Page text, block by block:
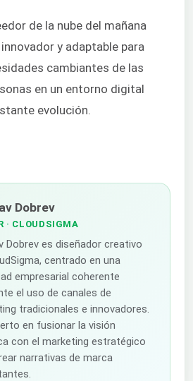
de la nube del mañana
y adaptable para
cambiantes de las
en un entorno digital
evolución.
Dobrev
· CLOUDSIGMA
Dobrev es diseñador creativo
centrado en una
empresarial coherente
el uso de canales de
tradicionales e innovadores.
en fusionar la visión
con el marketing estratégico
narrativas de marca